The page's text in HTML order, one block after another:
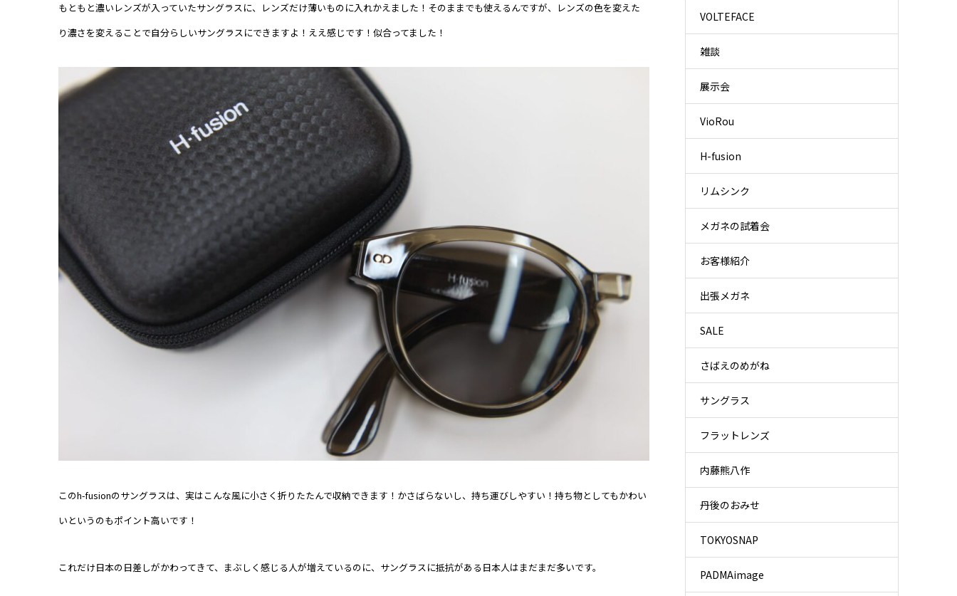
もともと濃いレンズが入っていたサングラスに、レンズだけ薄いものに入れかえました！そのままでも使えるんですが、レンズの色を変えた
り濃さを変えることで自分らしいサングラスにできますよ！ええ感じです！似合ってました！
このh-fusionのサングラスは、実はこんな風に小さく折りたたんで収納できます！かさばらないし、持ち運びしやすい！持ち物としてもかわい
いというのもポイント高いです！
これだけ日本の日差しがかわってきて、まぶしく感じる人が増えているのに、サングラスに抵抗がある日本人はまだまだ多いです。
VOLTEFACE
雑談
展示会
VioRou
H-fusion
リムシンク
メガネの試着会
お客様紹介
出張メガネ
SALE
さばえのめがね
サングラス
フラットレンズ
内藤熊八作
丹後のおみせ
TOKYOSNAP
PADMAimage